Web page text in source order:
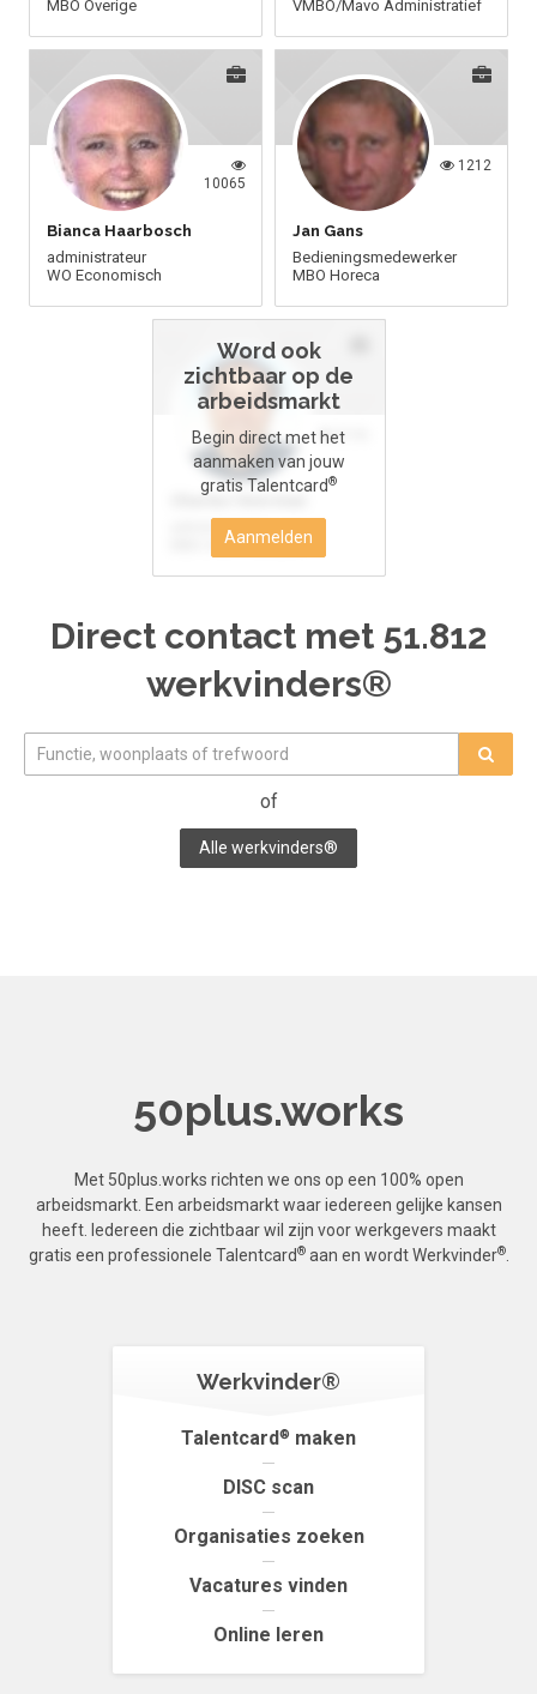
Voorwaarden & privacy
Stichting Nationale Talentenbank
MBO Overige
VMBO/Mavo Administratief
10065
Bianca Haarbosch
administrateur
WO Economisch
1212
Jan Gans
Bedieningsmedewerker
MBO Horeca
8196
Charles Veerman
administrateur
Administratief
Word ook
zichtbaar op de
arbeidsmarkt
Begin direct met het
aanmaken van jouw
gratis Talentcard®
Aanmelden
Direct contact met 51.812
werkvinders®
of
Alle werkvinders®
50plus.works
Met 50plus.works richten we ons op een 100% open
arbeidsmarkt. Een arbeidsmarkt waar iedereen gelijke kansen
heeft. Iedereen die zichtbaar wil zijn voor werkgevers maakt
gratis een professionele Talentcard®aan en wordt Werkvinder®.
Werkvinder®
Talentcard® maken
DISC scan
Organisaties zoeken
Vacatures vinden
Online leren